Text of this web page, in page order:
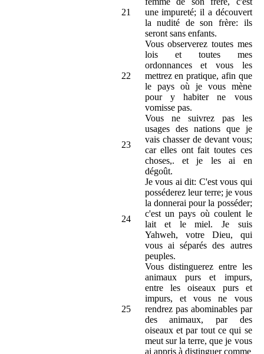
21
une impureté; il a découvert
la nudité de son frère: ils
seront sans enfants.
22
Vous observerez toutes mes
lois et toutes mes
ordonnances et vous les
mettrez en pratique, afin que
le pays où je vous mène
pour y habiter ne vous
vomisse pas.
23
Vous ne suivrez pas les
usages des nations que je
vais chasser de devant vous;
car elles ont fait toutes ces
choses,. et je les ai en
dégoût.
24
Je vous ai dit: C'est vous qui
posséderez leur terre; je vous
la donnerai pour la posséder;
c'est un pays où coulent le
lait et le miel. Je suis
Yahweh, votre Dieu, qui
vous ai séparés des autres
peuples.
25
Vous distinguerez entre les
animaux purs et impurs,
entre les oiseaux purs et
impurs, et vous ne vous
rendrez pas abominables par
des animaux, par des
oiseaux et par tout ce qui se
meut sur la terre, que je vous
ai appris à distinguer comme